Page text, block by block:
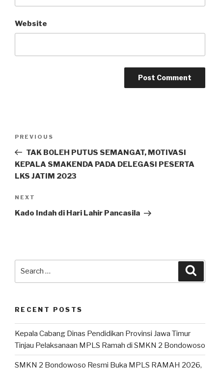
Website
PREVIOUS
TAK BOLEH PUTUS SEMANGAT, MOTIVASI
KEPALA SMAKENDA PADA DELEGASI PESERTA
LKS JATIM 2023
NEXT
Kado Indah di Hari Lahir Pancasila
RECENT POSTS
Kepala Cabang Dinas Pendidikan Provinsi Jawa Timur
Tinjau Pelaksanaan MPLS Ramah di SMKN 2 Bondowoso
SMKN 2 Bondowoso Resmi Buka MPLS RAMAH 2026,